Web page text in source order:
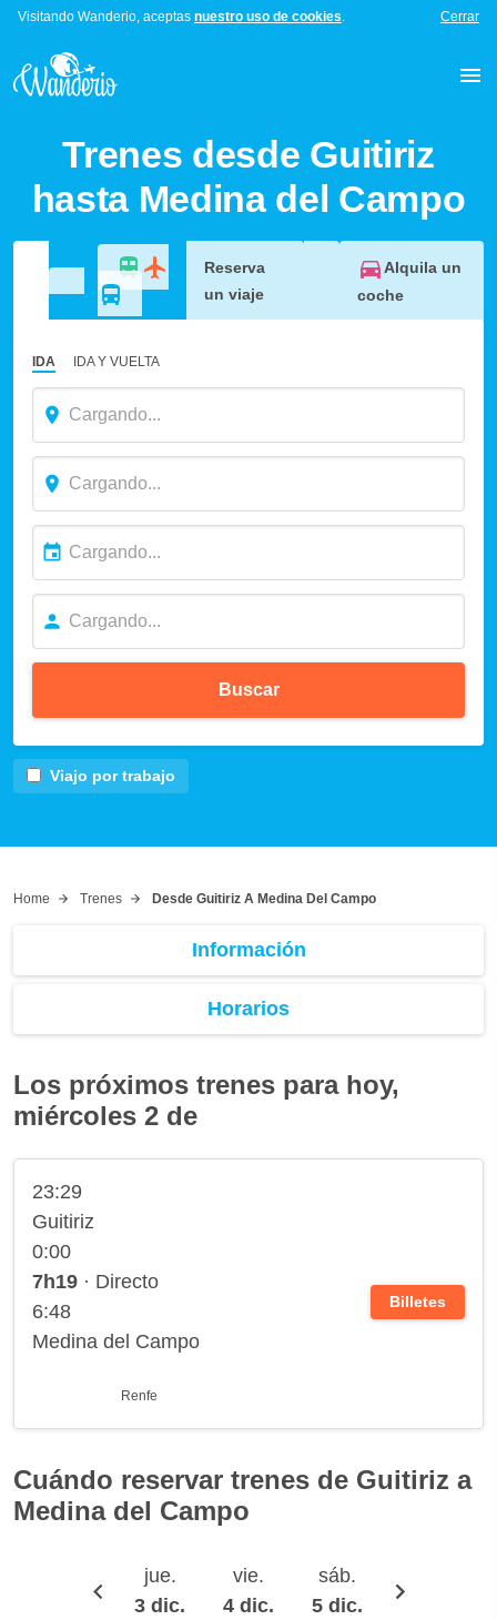
Visitando Wanderio, aceptas nuestro uso de cookies. Cerrar
Trenes desde Guitiriz
hasta Medina del Campo
Reserva
un viaje
Alquila un
coche
IDA IDA Y VUELTA
Buscar
Viajo por trabajo
Home Trenes Desde Guitiriz A Medina Del Campo
Información
Horarios
Los próximos trenes para hoy,
miércoles 2 de
23:29
Guitiriz
0:00
7h19 · Directo
6:48
Medina del Campo
Renfe
Billetes
Cuándo reservar trenes de Guitiriz a
Medina del Campo
jue.
3 dic.
vie.
4 dic.
sáb.
5 dic.